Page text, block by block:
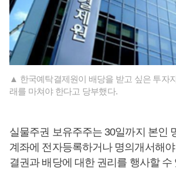
▲ 한국예탁결제원이 배당을 받고 싶은 투자
래를 마쳐야 한다고 당부했다.
실물주권 보유주주는 30일까지 본인
계좌에 전자등록하거나 명의개서해
결권과 배당에 대한 권리를 행사할 수